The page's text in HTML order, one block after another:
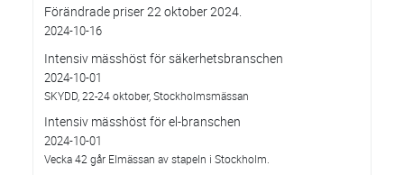
Förändrade priser 22 oktober 2024.
2024-10-16
Intensiv mässhöst för säkerhetsbranschen
2024-10-01
SKYDD, 22-24 oktober, Stockholmsmässan
Intensiv mässhöst för el-branschen
2024-10-01
Vecka 42 går Elmässan av stapeln i Stockholm.